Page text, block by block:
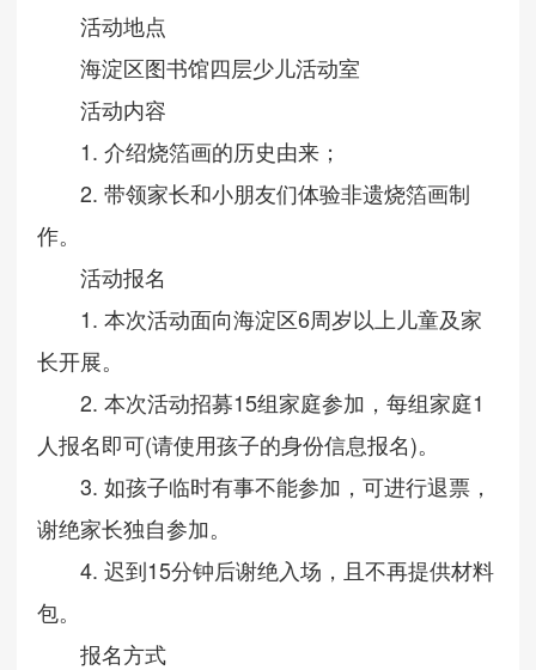
活动地点
海淀区图书馆四层少儿活动室
活动内容
1. 介绍烧箔画的历史由来；
2. 带领家长和小朋友们体验非遗烧箔画制
作。
活动报名
1. 本次活动面向海淀区6周岁以上儿童及家
长开展。
2. 本次活动招募15组家庭参加，每组家庭1
人报名即可(请使用孩子的身份信息报名)。
3. 如孩子临时有事不能参加，可进行退票，
谢绝家长独自参加。
4. 迟到15分钟后谢绝入场，且不再提供材料
包。
报名方式